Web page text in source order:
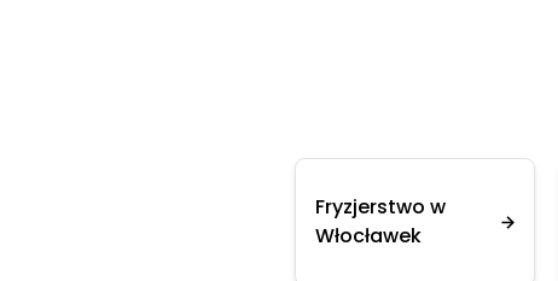
Fryzjerstwo w
Włocławek